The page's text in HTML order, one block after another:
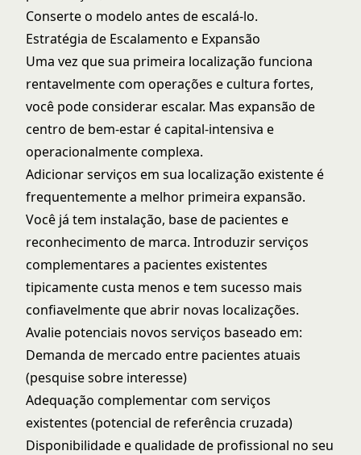
Conserte o modelo antes de escalá-lo.
Estratégia de Escalamento e Expansão
Uma vez que sua primeira localização funciona
rentavelmente com operações e cultura fortes,
você pode considerar escalar. Mas expansão de
centro de bem-estar é capital-intensiva e
operacionalmente complexa.
Adicionar serviços em sua localização existente é
frequentemente a melhor primeira expansão.
Você já tem instalação, base de pacientes e
reconhecimento de marca. Introduzir serviços
complementares a pacientes existentes
tipicamente custa menos e tem sucesso mais
confiavelmente que abrir novas localizações.
Avalie potenciais novos serviços baseado em:
Demanda de mercado entre pacientes atuais
(pesquise sobre interesse)
Adequação complementar com serviços
existentes (potencial de referência cruzada)
Disponibilidade e qualidade de profissional no seu